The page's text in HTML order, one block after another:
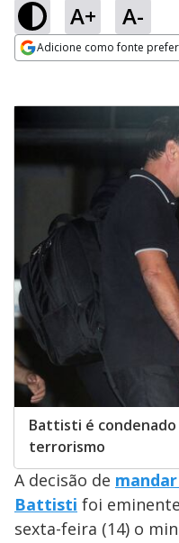
A+ A-
Adicione como fonte
Battisti é
terrorismo
A decisão de
Battisti foi
sexta-feira (14) o